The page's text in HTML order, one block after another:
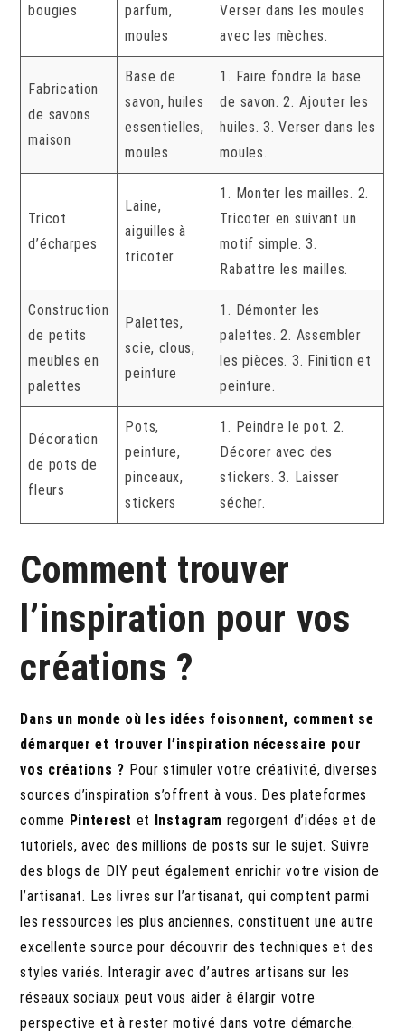
bougies
parfum,
moules
Verser dans les moules
avec les mèches.
Fabrication
de savons
maison
Base de
savon, huiles
essentielles,
moules
1. Faire fondre la base
de savon. 2. Ajouter les
huiles. 3. Verser dans les
moules.
Tricot
d’écharpes
Laine,
aiguilles à
tricoter
1. Monter les mailles. 2.
Tricoter en suivant un
motif simple. 3.
Rabattre les mailles.
Construction
de petits
meubles en
palettes
Palettes,
scie, clous,
peinture
1. Démonter les
palettes. 2. Assembler
les pièces. 3. Finition et
peinture.
Décoration
de pots de
fleurs
Pots,
peinture,
pinceaux,
stickers
1. Peindre le pot. 2.
Décorer avec des
stickers. 3. Laisser
sécher.
Comment trouver
l’inspiration pour vos
créations ?
Dans un monde où les idées foisonnent, comment se
démarquer et trouver l’inspiration nécessaire pour
vos créations ? Pour stimuler votre créativité, diverses
sources d’inspiration s’offrent à vous. Des plateformes
comme Pinterest et Instagram regorgent d’idées et de
tutoriels, avec des millions de posts sur le sujet. Suivre
des blogs de DIY peut également enrichir votre vision de
l’artisanat. Les livres sur l’artisanat, qui comptent parmi
les ressources les plus anciennes, constituent une autre
excellente source pour découvrir des techniques et des
styles variés. Interagir avec d’autres artisans sur les
réseaux sociaux peut vous aider à élargir votre
perspective et à rester motivé dans votre démarche.